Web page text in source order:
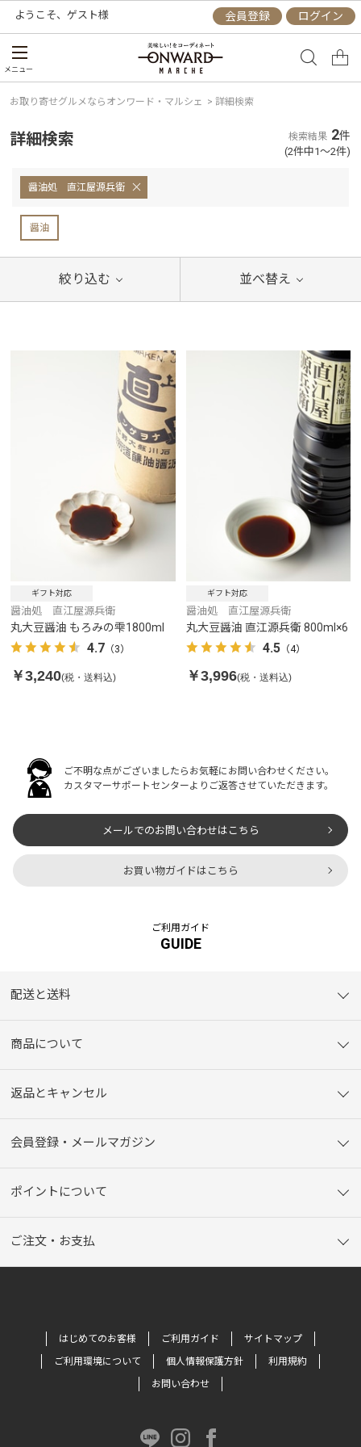
ようこそ、 ゲスト様 会員登録 ログイン
メニュー
お取り寄せグルメならオンワード・マルシェ > 詳細検索
詳細検索 検索結果 2件
(2件中1～2件)
醤油処 直江屋源兵衛
醤油
絞り込む 並べ替え
ギフト対応
醤油処 直江屋源兵衛
丸大豆醤油 もろみの雫1800ml
4.7 （3）
￥3,240(税・送料込)
ギフト対応
醤油処 直江屋源兵衛
丸大豆醤油 直江源兵衛 800ml×6
4.5（4）
￥3,996(税・送料込)
ご不明な点がございましたらお気軽にお問い合わせください。
カスタマーサポートセンターよりご返答させていただきます。
メールでのお問い合わせはこちら
お買い物ガイドはこちら
ご利用ガイド
GUIDE
配送と送料
商品について
返品とキャンセル
会員登録・メールマガジン
ポイントについて
ご注文・お支払
はじめてのお客様 ご利用ガイド
サイトマップ
ご利用環境について
個人情報保護方針
利用規約
お問い合わせ